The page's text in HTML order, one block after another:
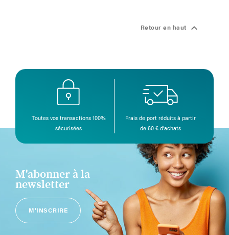
Retour en haut 
Toutes vos transactions 100%
sécurisées
Frais de port réduits à partir
de 60 € d’achats
M'abonner à la
newsletter
M'INSCRIRE